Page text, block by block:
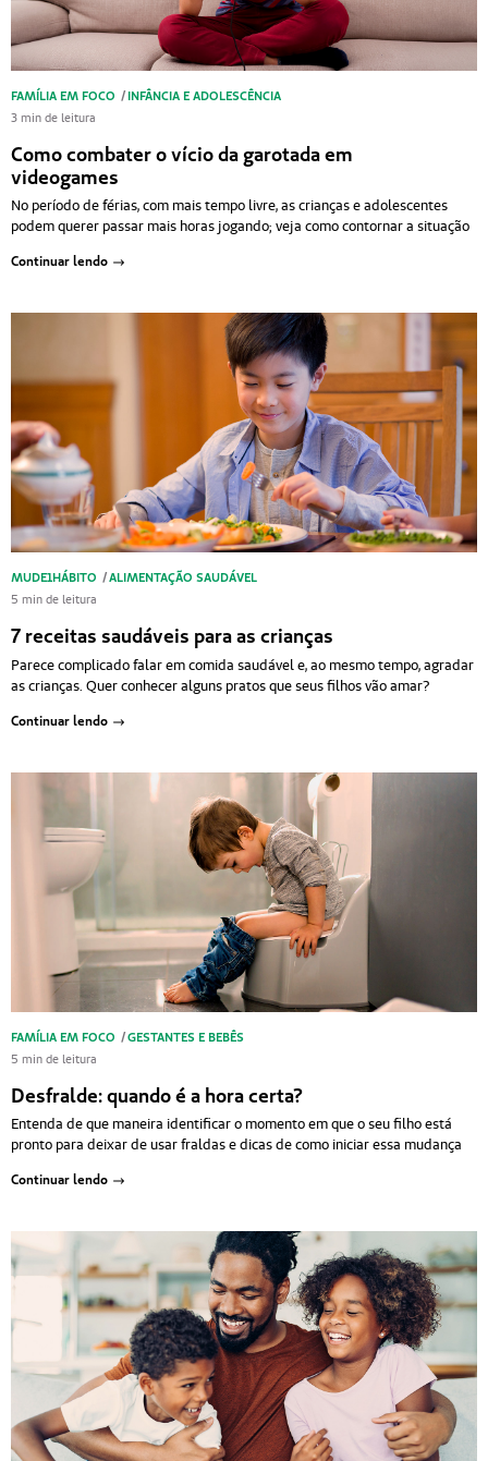
FAMÍLIA EM FOCO / INFÂNCIA E ADOLESCÊNCIA
3 min de leitura
Como combater o vício da garotada em
videogames
No período de férias, com mais tempo livre, as crianças e adolescentes
podem querer passar mais horas jogando; veja como contornar a situação
Continuar lendo
MUDE1HÁBITO /ALIMENTAÇÃO SAUDÁVEL
5 min de leitura
7 receitas saudáveis para as crianças
Parece complicado falar em comida saudável e, ao mesmo tempo, agradar
as crianças. Quer conhecer alguns pratos que seus filhos vão amar?
Continuar lendo
FAMÍLIA EM FOCO /GESTANTES E BEBÊS
5 min de leitura
Desfralde: quando é a hora certa?
Entenda de que maneira identificar o momento em que o seu filho está
pronto para deixar de usar fraldas e dicas de como iniciar essa mudança
Continuar lendo